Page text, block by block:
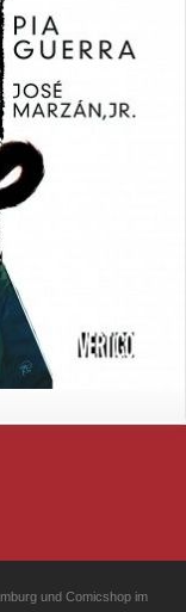
und Comicshop im